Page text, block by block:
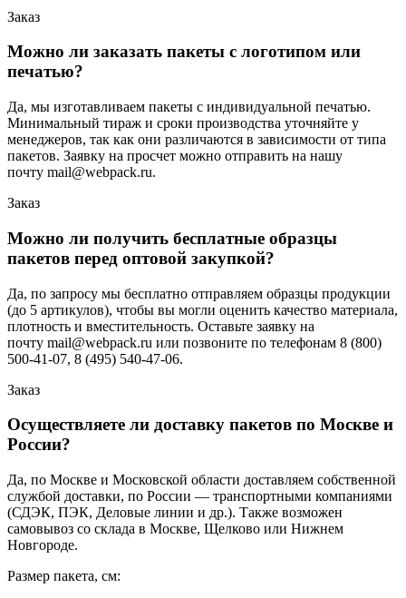
Заказ
Можно ли заказать пакеты с логотипом или
печатью?
Да, мы изготавливаем пакеты с индивидуальной печатью.
Минимальный тираж и сроки производства уточняйте у
менеджеров, так как они различаются в зависимости от типа
пакетов. Заявку на просчет можно отправить на нашу
почту mail@webpack.ru.
Заказ
Можно ли получить бесплатные образцы
пакетов перед оптовой закупкой?
Да, по запросу мы бесплатно отправляем образцы продукции
(до 5 артикулов), чтобы вы могли оценить качество материала,
плотность и вместительность. Оставьте заявку на
почту mail@webpack.ru или позвоните по телефонам 8 (800)
500-41-07, 8 (495) 540-47-06.
Заказ
Осуществляете ли доставку пакетов по Москве и
России?
Да, по Москве и Московской области доставляем собственной
службой доставки, по России — транспортными компаниями
(СДЭК, ПЭК, Деловые линии и др.). Также возможен
самовывоз со склада в Москве, Щелково или Нижнем
Новгороде.
Размер пакета, см: